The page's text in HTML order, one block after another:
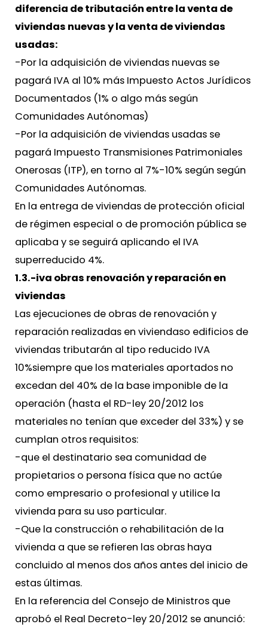
diferencia de tributación entre la venta de
viviendas nuevas y la venta de viviendas
usadas:
-Por la adquisición de viviendas nuevas se
pagará IVA al 10% más Impuesto Actos Jurídicos
Documentados (1% o algo más según
Comunidades Autónomas)
-Por la adquisición de viviendas usadas se
pagará Impuesto Transmisiones Patrimoniales
Onerosas (ITP), en torno al 7%-10% según según
Comunidades Autónomas.
En la entrega de viviendas de protección oficial
de régimen especial o de promoción pública se
aplicaba y se seguirá aplicando el IVA
superreducido 4%.
1.3.-iva obras renovación y reparación en
viviendas
Las ejecuciones de obras de renovación y
reparación realizadas en viviendaso edificios de
viviendas tributarán al tipo reducido IVA
10%siempre que los materiales aportados no
excedan del 40% de la base imponible de la
operación (hasta el RD-ley 20/2012 los
materiales no tenían que exceder del 33%) y se
cumplan otros requisitos:
-que el destinatario sea comunidad de
propietarios o persona física que no actúe
como empresario o profesional y utilice la
vivienda para su uso particular.
-Que la construcción o rehabilitación de la
vivienda a que se refieren las obras haya
concluido al menos dos años antes del inicio de
estas últimas.
En la referencia del Consejo de Ministros que
aprobó el Real Decreto-ley 20/2012 se anunció: